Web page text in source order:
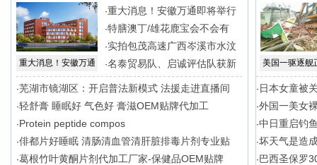
重大消息！安徽万通
·重大消息！安徽万通即将举行
·特膳澳丁/雄花鹿宝会不会有
·实拍包茂高速广西岑溪市水汶
·名泰贸易队、启诚评估队获新
·芜湖市镜湖区：开启普法新模式 法援走进直播间
·轻舒膏 睡眠好 气色好 膏滋OEM贴牌代加工
·Protein peptide compos
·俳都片好睡眠 清肠清血管清肝脏排毒片剂专业贴
·葛根竹叶黄酮片剂代加工厂家-保健品OEM贴牌
美国一驱逐舰
· 日本女童被
·外国一美女
·中日重启钓
·坏天气是造
·巴西圣保罗